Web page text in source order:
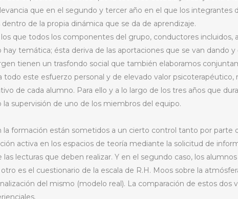
que en el segundo y tercer año en el que los integrantes
de la propia dinámica que se da de aprendizaje.
que todos los componentes del grupo, conductores incluidos,
hay temática; ésta deriva de las aportaciones que se van
tienen un trasfondo social que también elaboramos
todo este esfuerzo personal y de elevado valor
de cada alumno. Para ello y a lo largo de los tres años que
la supervisión de uno de los miembros del equipo.
formación están sometidos a un cierto control tanto por parte
activa en los espacios de teoría mediante la solicitud de
lecturas que deben realizar. Y en el segundo caso, los
es el cuestionario de la escala de R.H. Moos sobre la
del mismo (modelo real). La comparación de estos dos